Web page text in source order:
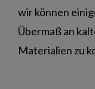
wir können
Übermaß an
Materialien zu